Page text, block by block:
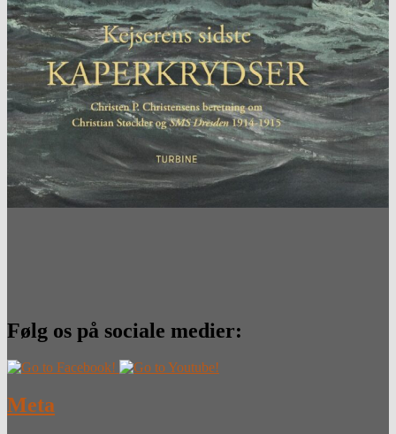
Følg os på sociale medier:
Meta